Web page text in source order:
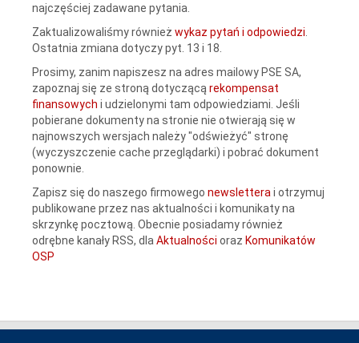
najczęściej zadawane pytania.
Zaktualizowaliśmy również wykaz pytań i odpowiedzi
Ostatnia zmiana dotyczy pyt. 13 i 18.
Prosimy, zanim napiszesz na adres mailowy PSE SA,
zapoznaj się ze stroną dotyczącą rekompensat
finansowych i udzielonymi tam odpowiedziami. Jeśli
pobierane dokumenty na stronie nie otwierają się w
najnowszych wersjach należy "odświeżyć" stronę
(wyczyszczenie cache przeglądarki) i pobrać dokument
ponownie.
Zapisz się do naszego firmowego newslettera i otrzymuj
publikowane przez nas aktualności i komunikaty na
skrzynkę pocztową. Obecnie posiadamy również
odrębne kanały RSS, dla Aktualności oraz Komunikatów
OSP